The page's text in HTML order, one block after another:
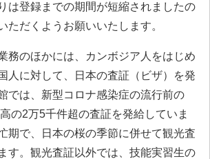
は登録までの期間が短縮されましたの
ただくようお願いいたします。
務のほかには、カンボジア人をはじめ
人に対して、日本の査証（ビザ）を発
では、新型コロナ感染症の流行前の
の2万5千件超の査証を発給していま
期で、日本の桜の季節に併せて観光査
す。観光査証以外では、技能実習生の